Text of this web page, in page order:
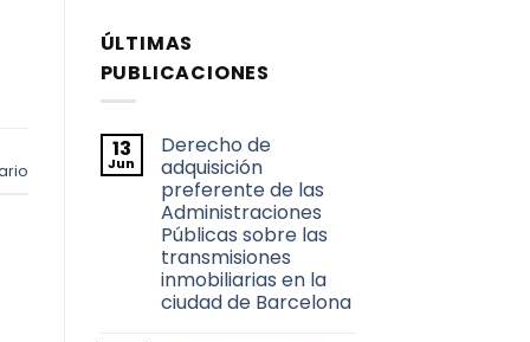
ÚLTIMAS
PUBLICACIONES
13
Jun
Derecho de
adquisición
preferente de las
Administraciones
Públicas sobre las
transmisiones
inmobiliarias en la
ciudad de Barcelona